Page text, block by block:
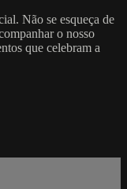
Não se esqueça de
o nosso
que celebram a